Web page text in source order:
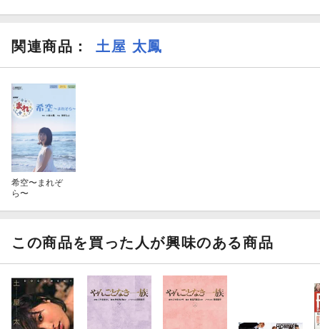
関連商品 ： 土屋 太鳳
希空〜まれぞ
ら〜
この商品を買った人が興味のある商品